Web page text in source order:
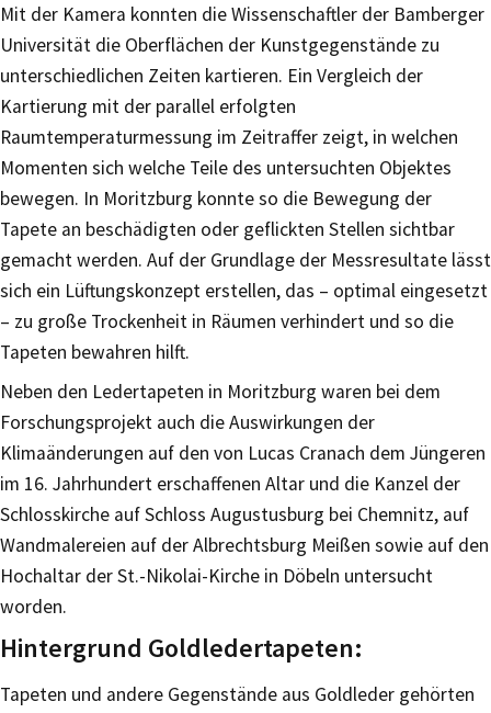
Mit der Kamera konnten die Wissenschaftler der Bamberger
Universität die Oberflächen der Kunstgegenstände zu
unterschiedlichen Zeiten kartieren. Ein Vergleich der
Kartierung mit der parallel erfolgten
Raumtemperaturmessung im Zeitraffer zeigt, in welchen
Momenten sich welche Teile des untersuchten Objektes
bewegen. In Moritzburg konnte so die Bewegung der
Tapete an beschädigten oder geflickten Stellen sichtbar
gemacht werden. Auf der Grundlage der Messresultate lässt
sich ein Lüftungskonzept erstellen, das – optimal eingesetzt
– zu große Trockenheit in Räumen verhindert und so die
Tapeten bewahren hilft.
Neben den Ledertapeten in Moritzburg waren bei dem
Forschungsprojekt auch die Auswirkungen der
Klimaänderungen auf den von Lucas Cranach dem Jüngeren
im 16. Jahrhundert erschaffenen Altar und die Kanzel der
Schlosskirche auf Schloss Augustusburg bei Chemnitz, auf
Wandmalereien auf der Albrechtsburg Meißen sowie auf den
Hochaltar der St.-Nikolai-Kirche in Döbeln untersucht
worden.
Hintergrund Goldledertapeten:
Tapeten und andere Gegenstände aus Goldleder gehörten